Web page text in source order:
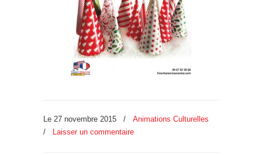
Le 27 novembre 2015 /
Animations Culturelles
/
Laisser un commentaire